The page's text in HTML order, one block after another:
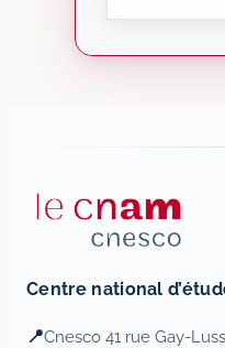
Centre national
📍Cnesco 41 rue Gay-